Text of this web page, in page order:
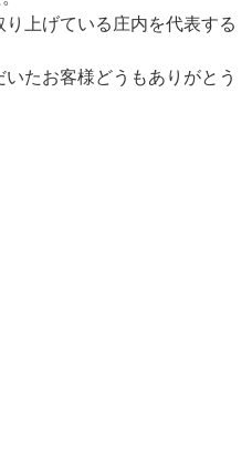
上げている庄内を代表する
たお客様どうもありがとう